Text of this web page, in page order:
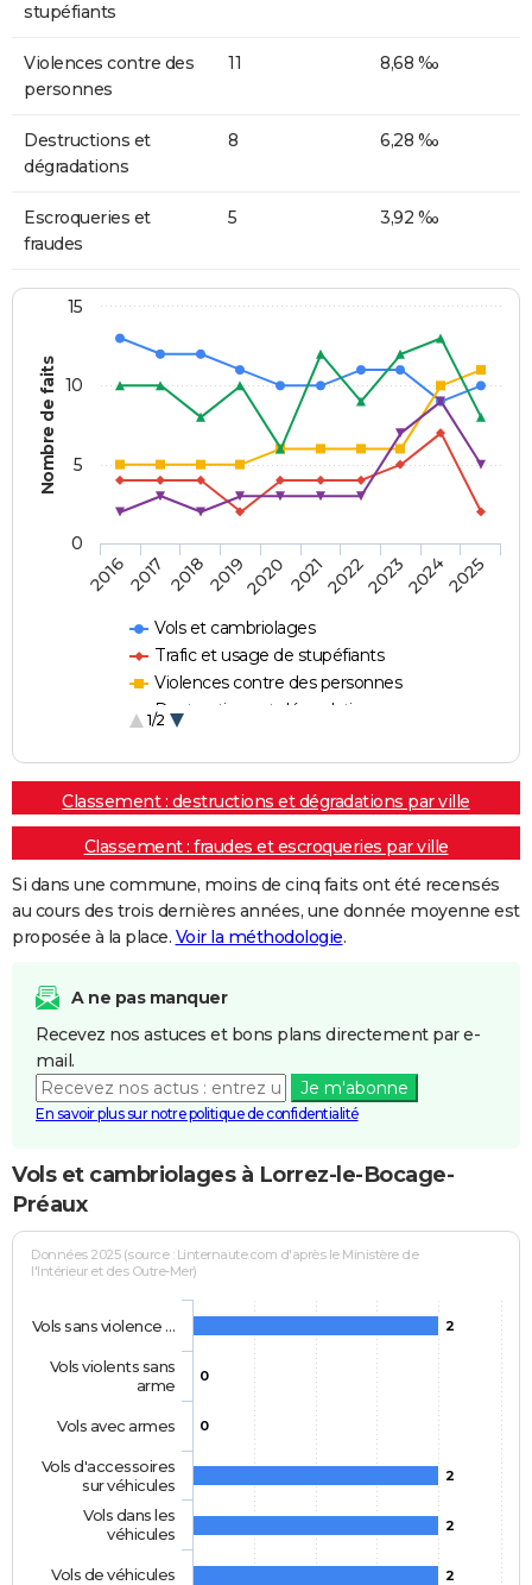
stupéfiants
Violences contre des
personnes
11 8,68 ‰
Destructions et
dégradations
8 6,28 ‰
Escroqueries et
fraudes
5 3,92 ‰
Nombre de faits
Vols et cambriolages
Trafic et usage de stupéfiants
Violences contre des personnes
Destructions et dégradations
1/2
20162017 20182019202020212022202320242025
0
5
10
15
Classement : destructions et dégradations par ville
Classement : fraudes et escroqueries par ville
Si dans une commune, moins de cinq faits ont été recensés
au cours des trois dernières années, une donnée moyenne est
proposée à la place. Voir la méthodologie.
A ne pas manquer
Recevez nos astuces et bons plans directement par e-
mail.
Je m'abonne
En savoir plus sur notre politique de confidentialité
Vols et cambriolages à Lorrez-le-Bocage-
Préaux
Données 2025 (source : Linternaute.com d'après le Ministère de
l'Intérieur et des Outre-Mer)
2
0
0
2
2
2
Vols sans violence …
Vols violents sans
arme
Vols avec armes
Vols d'accessoires
sur véhicules
Vols dans les
véhicules
Vols de véhicules